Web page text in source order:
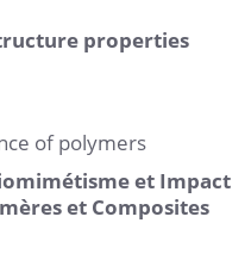
properties
of polymers
et Impact
et Composites